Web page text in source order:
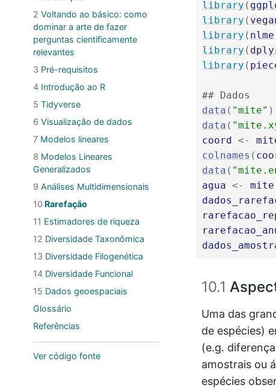
2 Voltando ao básico: como
dominar a arte de fazer
perguntas cientificamente
relevantes
3 Pré-requisitos
4 Introdução ao R
5 Tidyverse
6 Visualização de dados
7 Modelos lineares
8 Modelos Lineares
Generalizados
9 Análises Multidimensionais
10 Rarefação
11 Estimadores de riqueza
12 Diversidade Taxonômica
13 Diversidade Filogenética
14 Diversidade Funcional
15 Dados geoespaciais
Glossário
Referências
Ver código fonte
library (
library (
library ( nlme
library (
library (
## Dados
data ( "mite" )
data (
coord <-
colnames (
data (
agua <-
10.1
Uma das
de espécies)
(e.g.
amostrais ou
espécies